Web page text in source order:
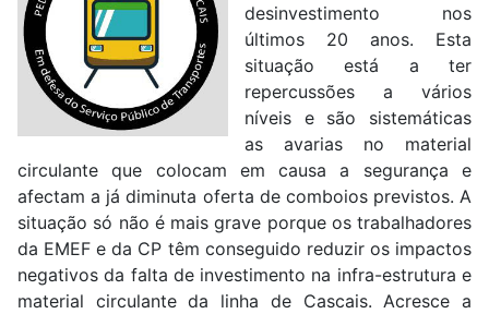
desinvestimento nos
últimos 20 anos. Esta
situação está a ter
repercussões a vários
níveis e são sistemáticas
as avarias no material
circulante que colocam em causa a segurança e
afectam a já diminuta oferta de comboios previstos. A
situação só não é mais grave porque os trabalhadores
da EMEF e da CP têm conseguido reduzir os impactos
negativos da falta de investimento na infra-estrutura e
material circulante da linha de Cascais. Acresce a